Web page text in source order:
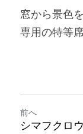
窓から景色
専用の特等
前へ
シマフクロ